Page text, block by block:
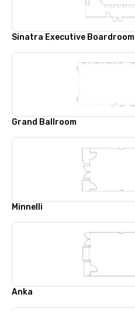
Sinatra Executive Boardroom
Grand Ballroom
Minnelli
Anka